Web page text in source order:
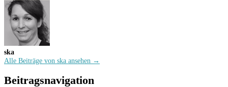
ska
Alle Beiträge von ska ansehen →
Beitragsnavigation